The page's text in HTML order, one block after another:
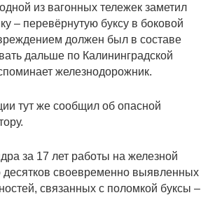
из вагонных тележек заметил
– перевёрнутую буксу в боковой
должен был в составе
дальше по Калининградской
железнодорожник.
тут же сообщил об опасной
за 17 лет работы на железной
десятков своевременно выявленных
связанных с поломкой буксы –